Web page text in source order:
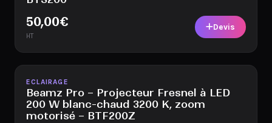
50,00€
HT
Devis
Disponible
ECLAIRAGE
Beamz Pro – Projecteur Fresnel à LED
200 W blanc-chaud 3200 K, zoom
motorisé – BTF200Z